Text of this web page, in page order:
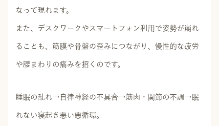
なって現れます。
また、デスクワークやスマートフォン利用で姿勢が崩れ
ることも、筋膜や骨盤の歪みにつながり、慢性的な疲労
や腰まわりの痛みを招くのです。
睡眠の乱れ→自律神経の不具合→筋肉・関節の不調→眠
れない寝起き悪い悪循環。